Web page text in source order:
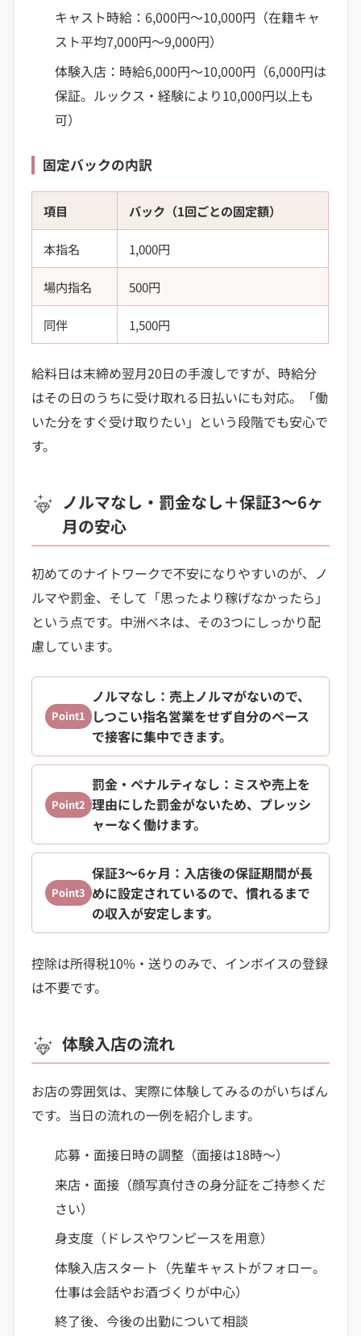
キャスト時給：6,000円〜10,000円（在籍キャ
スト平均7,000円〜9,000円）
体験入店：時給6,000円〜10,000円（6,000円は
保証。ルックス・経験により10,000円以上も
可）
固定バックの内訳
項目 バック（1回ごとの固定額）
本指名 1,000円
場内指名 500円
同伴 1,500円
給料日は末締め翌月20日の手渡しですが、時給分
はその日のうちに受け取れる日払いにも対応。「働
いた分をすぐ受け取りたい」という段階でも安心で
す。
ノルマなし・罰金なし＋保証3〜6ヶ
月の安心
初めてのナイトワークで不安になりやすいのが、ノ
ルマや罰金、そして「思ったより稼げなかったら」
という点です。中洲ベネは、その3つにしっかり配
慮しています。
Point1
ノルマなし ：売上ノルマがないので、
しつこい指名営業をせず自分のペース
で接客に集中できます。
Point2
罰金・ペナルティなし ：ミスや売上を
理由にした罰金がないため、プレッシ
ャーなく働けます。
Point3
保証3〜6ヶ月 ：入店後の保証期間が長
めに設定されているので、慣れるまで
の収入が安定します。
控除は所得税10%・送りのみで、インボイスの登録
は不要です。
体験入店の流れ
お店の雰囲気は、実際に体験してみるのがいちばん
です。当日の流れの一例を紹介します。
応募・面接日時の調整（面接は18時〜）
来店・面接（顔写真付きの身分証をご持参くだ
さい）
身支度（ドレスやワンピースを用意）
体験入店スタート（先輩キャストがフォロー。
仕事は会話やお酒づくりが中心）
終了後、今後の出勤について相談